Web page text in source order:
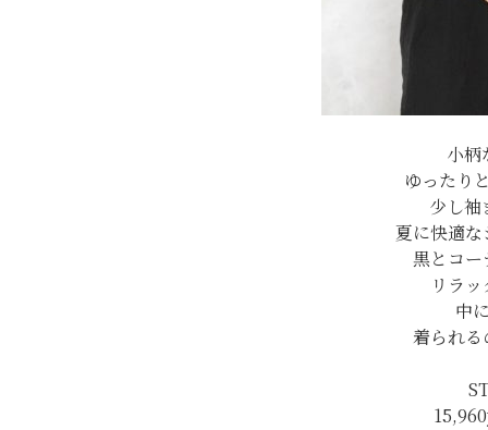
小柄
ゆったり
少し袖
夏に快適
黒とコー
リラ
中
着られる